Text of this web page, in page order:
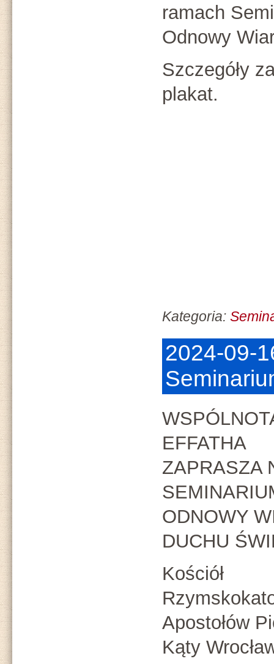
ramach
Odnowy
Szczegóły
plakat.
Kategoria:
2024-09-
EFFATHA
ZAPRASZA
ODNOWY
DUCHU
Kościół
Apostołów
Kąty